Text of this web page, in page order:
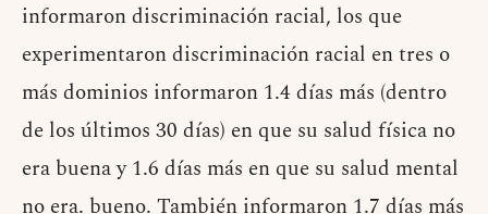
informaron discriminación racial, los que
experimentaron discriminación racial en tres o
más dominios informaron 1.4 días más (dentro
de los últimos 30 días) en que su salud física no
era buena y 1.6 días más en que su salud mental
no era. bueno. También informaron 1.7 días más